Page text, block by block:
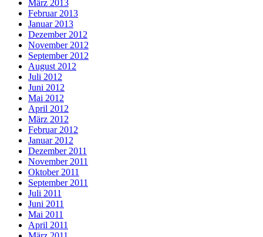
März 2013
Februar 2013
Januar 2013
Dezember 2012
November 2012
September 2012
August 2012
Juli 2012
Juni 2012
Mai 2012
April 2012
März 2012
Februar 2012
Januar 2012
Dezember 2011
November 2011
Oktober 2011
September 2011
Juli 2011
Juni 2011
Mai 2011
April 2011